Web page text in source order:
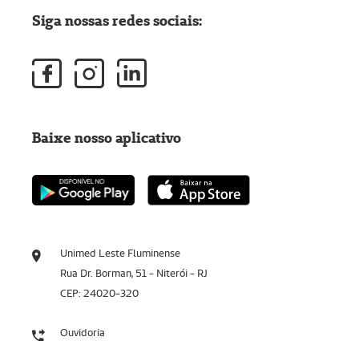
Unimed Leste Fluminense
Rua Dr. Borman, 51 - Niterói - RJ
CEP: 24020-320
Ouvidoria
Siga nossas redes sociais:
Baixe nosso aplicativo